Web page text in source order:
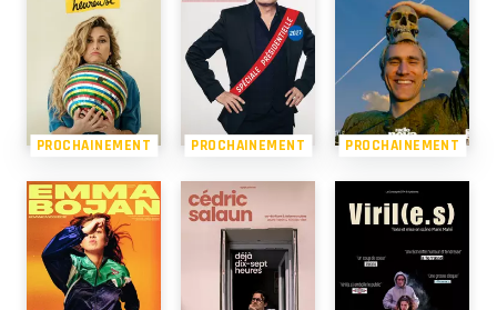
PROCHAINEMENT PROCHAINEMENT PROCHAINEMENT